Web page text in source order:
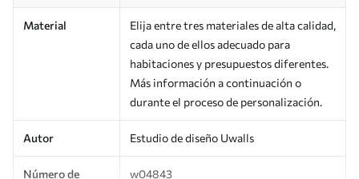
Material
Elija entre tres materiales de alta calidad,
cada uno de ellos adecuado para
habitaciones y presupuestos diferentes.
Más información a continuación o
durante el proceso de personalización.
Autor Estudio de diseño Uwalls
Número de
w04843